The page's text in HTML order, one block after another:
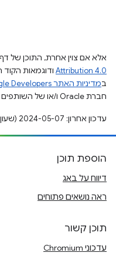
אלא אם צוין אחרת, התוכן של דף
Attribution 4.0 ודוגמאות הקוד
במדיניות האתר Google Developers‏
חברת Oracle ו/או של השותפים העצמאיים שלה.
עדכון אחרון: 2024-05-07 (שעון UTC).
הוספת תוכן
דיווח על באג
ראה נושאים פתוחים
תוכן קשור
עדכוני Chromium